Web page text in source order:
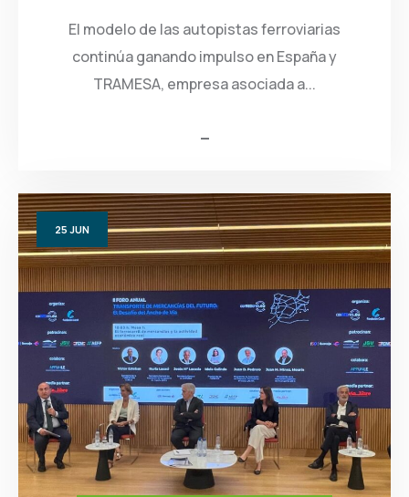
El modelo de las autopistas ferroviarias
continúa ganando impulso en España y
TRAMESA, empresa asociada a...
25 JUN